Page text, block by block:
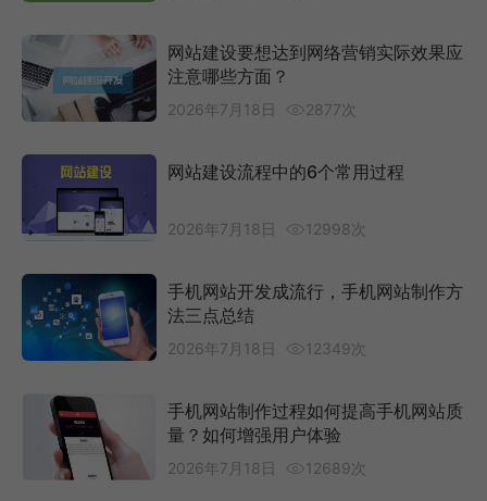
网站建设要想达到网络营销实际效果应
注意哪些方面？
2026年7月18日 2877次
网站建设流程中的6个常用过程
2026年7月18日 12998次
手机网站开发成流行，手机网站制作方
法三点总结
2026年7月18日 12349次
手机网站制作过程如何提高手机网站质
量？如何增强用户体验
2026年7月18日 12689次